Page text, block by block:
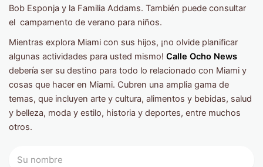
Bob Esponja y la Familia Addams. También puede consultar
el campamento de verano para niños.
Mientras explora Miami con sus hijos, ¡no olvide planificar
algunas actividades para usted mismo! Calle Ocho News
debería ser su destino para todo lo relacionado con Miami y
cosas que hacer en Miami. Cubren una amplia gama de
temas, que incluyen arte y cultura, alimentos y bebidas, salud
y belleza, moda y estilo, historia y deportes, entre muchos
otros.